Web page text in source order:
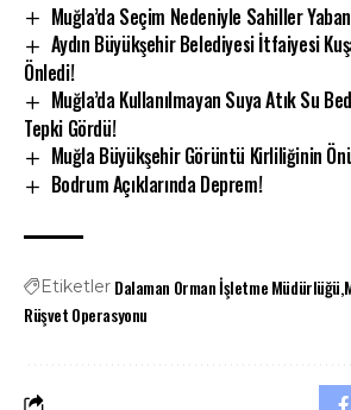
Muğla’da Seçim Nedeniyle Sahiller
Aydın Büyükşehir Belediyesi İtfaiyesi
Önledi!
Muğla’da Kullanılmayan Suya Atık Su
Tepki Gördü!
Muğla Büyükşehir Görüntü Kirliliğinin
Bodrum Açıklarında Deprem!
Etiketler Dalaman Orman İşletme Müdürlüğü
Rüşvet Operasyonu